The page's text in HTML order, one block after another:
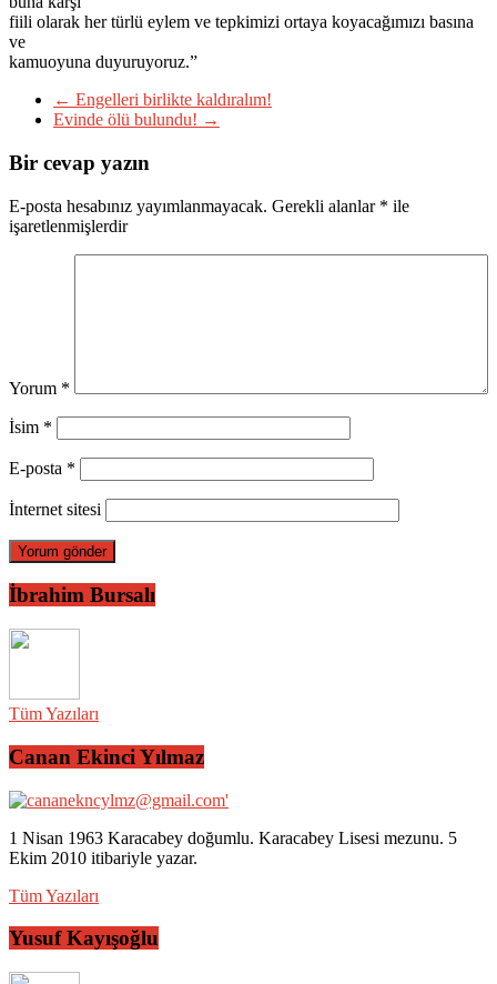
fiili olarak her türlü eylem ve tepkimizi ortaya koyacağımızı basına
ve
kamuoyuna duyuruyoruz.”
← Engelleri birlikte kaldıralım!
Evinde ölü bulundu! →
Bir cevap yazın
E-posta hesabınız yayımlanmayacak. Gerekli alanlar * ile
işaretlenmişlerdir
Yorum *
İsim *
E-posta *
İnternet sitesi
İbrahim Bursalı
Tüm Yazıları
Canan Ekinci Yılmaz
1 Nisan 1963 Karacabey doğumlu. Karacabey Lisesi mezunu. 5
Ekim 2010 itibariyle yazar.
Tüm Yazıları
Yusuf Kayışoğlu